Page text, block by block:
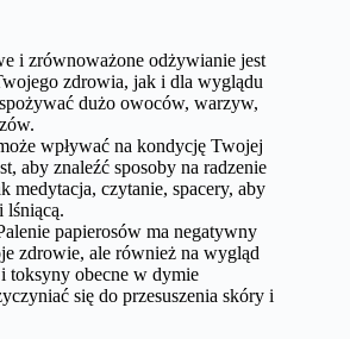
i zrównoważone odżywianie jest
zdrowia, jak i dla wyglądu
dużo owoców, warzyw,
wpływać na kondycję Twojej
aby znaleźć sposoby na radzenie
medytacja, czytanie, spacery, aby
lśniącą.
papierosów ma negatywny
zdrowie, ale również na wygląd
toksyny obecne w dymie
się do przesuszenia skóry i